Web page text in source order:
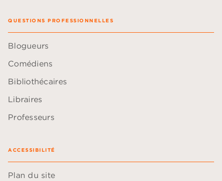
QUESTIONS PROFESSIONNELLES
Blogueurs
Comédiens
Bibliothécaires
Libraires
Professeurs
ACCESSIBILITÉ
Plan du site